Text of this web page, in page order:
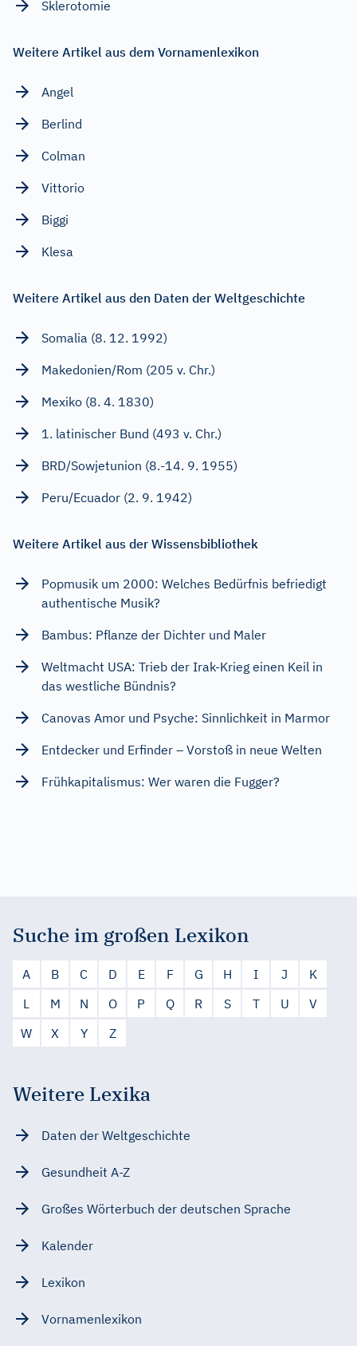
Sklerotomie
Weitere Artikel aus dem Vornamenlexikon
Angel
Berlind
Colman
Vittorio
Biggi
Klesa
Weitere Artikel aus den Daten der Weltgeschichte
Somalia (8. 12. 1992)
Makedonien/Rom (205 v. Chr.)
Mexiko (8. 4. 1830)
1. latinischer Bund (493 v. Chr.)
BRD/Sowjetunion (8.-14. 9. 1955)
Peru/Ecuador (2. 9. 1942)
Weitere Artikel aus der Wissensbibliothek
Popmusik um 2000: Welches Bedürfnis befriedigt
authentische Musik?
Bambus: Pflanze der Dichter und Maler
Weltmacht USA: Trieb der Irak-Krieg einen Keil in
das westliche Bündnis?
Canovas Amor und Psyche: Sinnlichkeit in Marmor
Entdecker und Erfinder – Vorstoß in neue Welten
Frühkapitalismus: Wer waren die Fugger?
Suche im großen Lexikon
A B C D E F G H I J
K
L
M N O P Q R S T U
V
W
X Y Z
Weitere Lexika
Daten der Weltgeschichte
Gesundheit A-Z
Großes Wörterbuch der deutschen Sprache
Kalender
Lexikon
Vornamenlexikon